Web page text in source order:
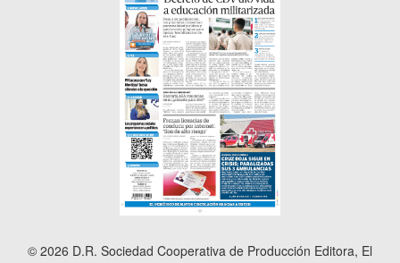
© 2026 D.R. Sociedad Cooperativa de Producción Editora, El